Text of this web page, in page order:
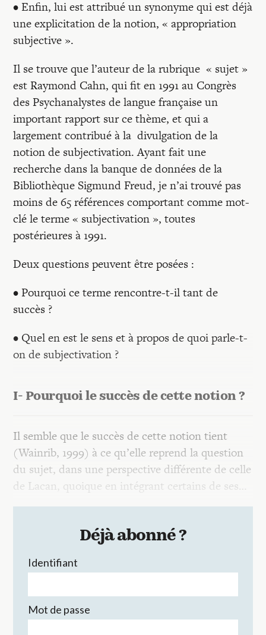
Mon panier
Mon compte
• Enfin, lui est attribué un synonyme qui est déjà
une explicitation de la notion, « appropriation
subjective ».
Il se trouve que l’auteur de la rubrique « sujet »
est Raymond Cahn, qui fit en 1991 au Congrès
des Psychanalystes de langue française un
important rapport sur ce thème, et qui a
largement contribué à la divulgation de la
notion de subjectivation. Ayant fait une
recherche dans la banque de données de la
Bibliothèque Sigmund Freud, je n’ai trouvé pas
moins de 65 références comportant comme mot-
clé le terme « subjectivation », toutes
postérieures à 1991.
Deux questions peuvent être posées :
• Pourquoi ce terme rencontre-t-il tant de
succès ?
• Quel en est le sens et à propos de quoi parle-t-
on de subjectivation ?
I- Pourquoi le succès de cette notion ?
Il semble que le succès de cette notion tient
(Wainrib, 1999) à ce qu’elle reprend la question
du sujet, dans une perspective différente de celle
de Lacan, quoique en intégrant certains de ses…
Déjà abonné ?
Identifiant
Mot de passe